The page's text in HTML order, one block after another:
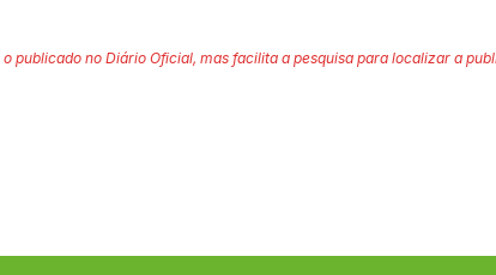
publicado no Diário Oficial, mas facilita a pesquisa para localizar a